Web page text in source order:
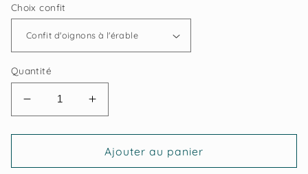
Choix confit
Quantité
Réduire
la
quantité
Trio
Augmenter
la
quantité
de
Trio
Ajouter au panier